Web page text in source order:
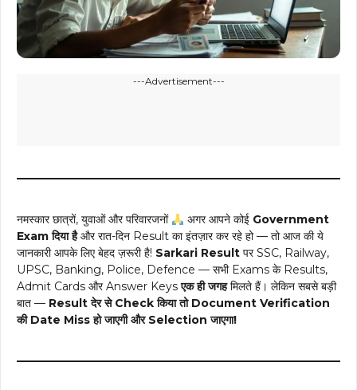
---Advertisement---
नमस्कार छात्रों, युवाओं और परिवारजनों अगर आपने कोई Government
Exam दिया हैऔर रात-दिन Result का इंतज़ार कर रहे हो — तो आज की ये
जानकारी आपके लिए बेहद ज़रूरी है! Sarkari Result पर SSC, Railway,
UPSC, Banking, Police, Defence — सभी Exams के Results,
Admit Cards और Answer Keysएक ही जगहमिलते हैं। लेकिन सबसे बड़ी
बात — Result देर से Check किया तो Document Verification
की Date Miss हो जाएगी और Selection जाएगा!